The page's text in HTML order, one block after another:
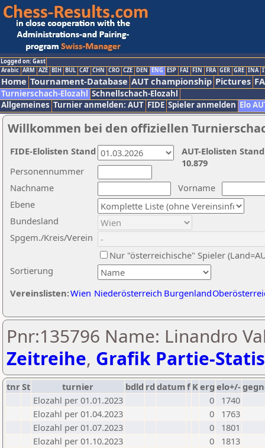
Logged on: Gast
Arabic ARM AZE BIH BUL CAT CHN CRO CZE DEN ENG ESP FAI FIN FRA GER GRE INA
Home Tournament-Database AUT championship Pictures
Turnierschach-Elozahl Schnellschach-Elozahl
Allgemeines Turnier anmelden: AUT FIDE Spieler anmelden Elo
Willkommen bei den offiziellen
Nachname
Vorname
Ebene
Sortierung
Personennummer
Bundesland
Spgem./Kreis/Verein
Nur "österreichische" Spieler
Vereinslisten:Wien Niederösterreich Burgenland
AUT-Elolisten
10.879
FIDE-Elolisten Stand
Pnr:135796 Name: Linandro
Zeitreihe, Grafik Partie-
tnrSt turnier bdld rd datumf Kerg elo+/-
Elozahl per 01.01.2023
0
1740
Elozahl per 01.04.2023
0
1763
Elozahl per 01.07.2023
0
1801
Elozahl per 01.10.2023
0
1813